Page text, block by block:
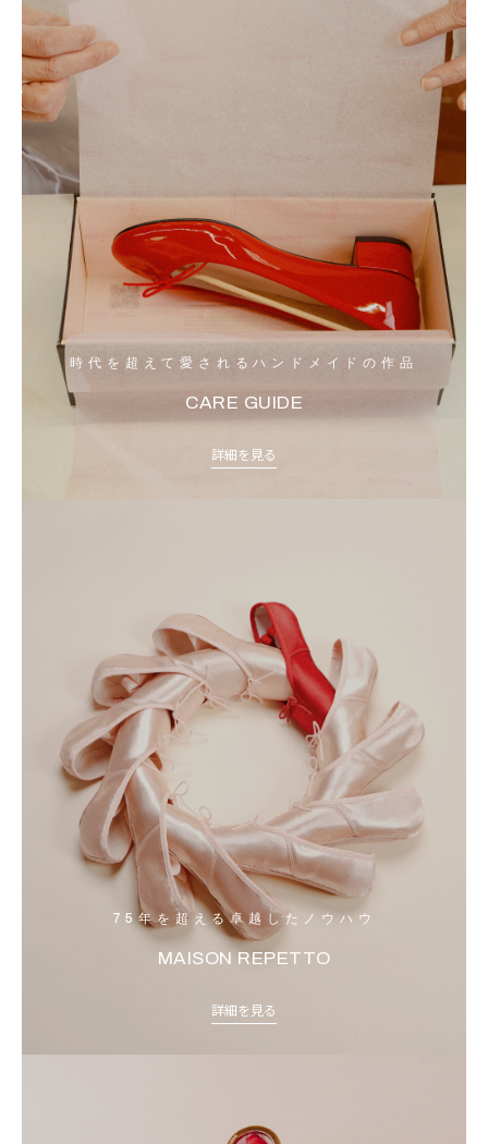
時代を超えて愛されるハンドメイドの作品
CARE GUIDE
詳細を見る
75年を超える卓越したノウハウ
MAISON REPETTO
詳細を見る